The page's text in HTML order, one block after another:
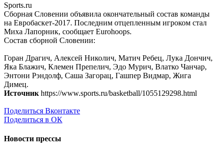
Sports.ru
Сборная Словении объявила окончательный состав команды
на Евробаскет-2017. Последним отцепленным игроком стал
Миха Лапорник, сообщает Eurohoops.
Состав сборной Словении:
Горан Драгич, Алексей Николич, Матич Ребец, Лука Дончич,
Яка Блажич, Клемен Препелич, Эдо Мурич, Влатко Чанчар,
Энтони Рэндолф, Саша Загорац, Гашпер Видмар, Жига
Димец.
Источник https://www.sports.ru/basketball/1055129298.html
Поделиться Вконтакте
Поделиться в ОК
Новости прессы